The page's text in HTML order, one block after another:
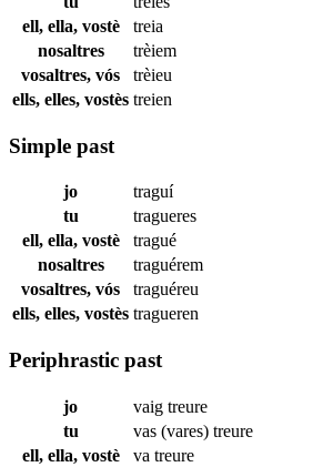
ell, ella, vostè
treia
nosaltres
trèiem
vosaltres, vós
trèieu
ells, elles, vostès treien
Simple past
jo
traguí
tu
tragueres
ell, ella, vostè
tragué
nosaltres
traguérem
vosaltres, vós
traguéreu
ells, elles, vostès tragueren
Periphrastic past
jo vaig treure
tu
vas (vares) treure
ell, ella, vostè
va treure